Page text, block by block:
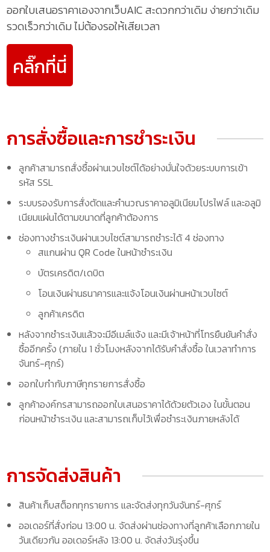
ออกใบเสนอราคาเองจากเว็บAIC สะดวกกว่าเดิม ง่ายกว่าเดิม
รวดเร็วกว่าเดิม ไม่ต้องรอให้เสียเวลา
คลิ๊กที่นี่
การสั่งซื้อและการชำระเงิน
ลูกค้าสามารถสั่งซื้อผ่านเวบไซต์ได้อย่างมั่นใจด้วยระบบการเข้า
รหัส SSL
ระบบรองรับการสั่งตัดและคำนวณราคาอลูมิเนียมโปรไฟล์ และอลูมิ
เนียมแผ่นได้ตามขนาดที่ลูกค้าต้องการ
ช่องทางชำระเงินผ่านเวบไซต์สามารถชำระได้ 4 ช่องทาง
สแกนผ่าน QR Code ในหน้าชำระเงิน
บัตรเครดิต/เดบิต
โอนเงินผ่านธนาคารและแจ้งโอนเงินผ่านหน้าเวบไซต์
ลูกค้าเครดิต
หลังจากชำระเงินแล้วจะมีอีเมล์แจ้ง และมีเจ้าหน้าที่โทรยืนยันคำสั่ง
ซื้ออีกครั้ง (ภายใน 1 ชั่วโมงหลังจากได้รับคำสั่งซื้อ ในเวลาทำการ
จันทร์-ศุกร์)
ออกใบกำกับภาษีทุกรายการสั่งซื้อ
ลูกค้าองค์กรสามารถออกใบเสนอราคาได้ด้วยตัวเอง ในขั้นตอน
ก่อนหน้าชำระเงิน และสามารถเก็บไว้เพื่อชำระเงินภายหลังได้
การจัดส่งสินค้า
สินค้าเก็บสต็อกทุกรายการ และจัดส่งทุกวันจันทร์-ศุกร์
ออเดอร์ที่สั่งก่อน 13:00 น. จัดส่งผ่านช่องทางที่ลูกค้าเลือกภายใน
วันเดียวกัน ออเดอร์หลัง 13:00 น. จัดส่งวันรุ่งขึ้น